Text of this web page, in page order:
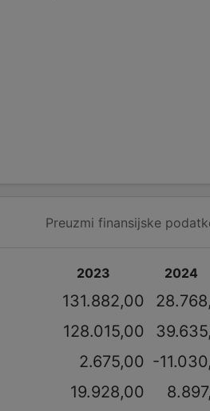
Preuzmi finansijske
2023 2024
131.882,00
128.015,00
2.675,00 -
19.928,00